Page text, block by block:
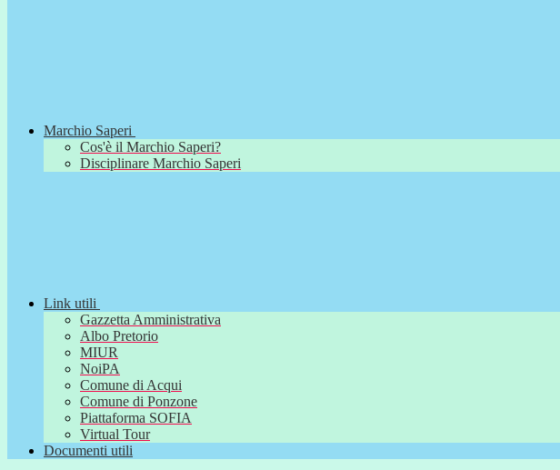
Marchio Saperi
Cos'è il Marchio Saperi?
Disciplinare Marchio Saperi
Link utili
Gazzetta Amministrativa
Albo Pretorio
MIUR
NoiPA
Comune di Acqui
Comune di Ponzone
Piattaforma SOFIA
Virtual Tour
Documenti utili